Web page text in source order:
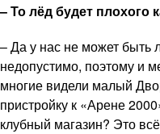
– То лёд будет плохого
– Да у нас не может быть
недопустимо, поэтому и
многие видели малый
пристройку к «Арене
клубный магазин? Это